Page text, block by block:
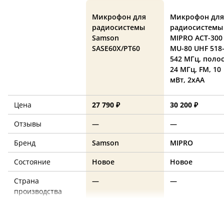
Микрофон для
радиосистемы
Samson
SASE60X/PT60
Микрофон для
радиосистемы
MIPRO ACT-300
MU-80 UHF
542 МГц,
24 МГц, FM, 10
мВт, 2xAA
Цена 27 790 ₽
30 200 ₽
Отзывы
—
—
Бренд
Samson
MIPRO
Состояние
Новое
Новое
Страна
производства
— —